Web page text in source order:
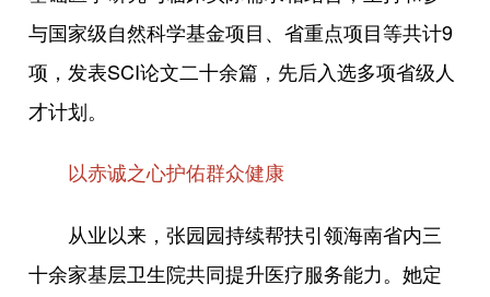
与国家级自然科学基金项目、省重点项目等共计9
项，发表SCI论文二十余篇，先后入选多项省级人
才计划。
以赤诚之心护佑群众健康
从业以来，张园园持续帮扶引领海南省内三
十余家基层卫生院共同提升医疗服务能力。她定